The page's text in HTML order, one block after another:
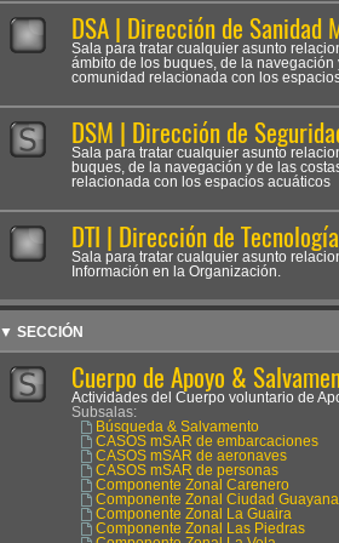
DSA | Dirección de Sanidad
Sala para tratar cualquier asunto
ámbito de los buques, de la
comunidad relacionada con los
DSM | Dirección de
Sala para tratar cualquier asunto
buques, de la navegación y de las
relacionada con los espacios acuáticos
DTI | Dirección de
Sala para tratar cualquier asunto
Información en la Organización.
▼ SECCIÓN
Cuerpo de Apoyo &
Actividades del Cuerpo voluntario de
Subsalas:
Búsqueda & Salvamento
CASOS mSAR de embarcaciones
CASOS mSAR de aeronaves
CASOS mSAR de personas
Componente Zonal Carenero
Componente Zonal Ciudad Guayana
Componente Zonal La Guaira
Componente Zonal Las Piedras